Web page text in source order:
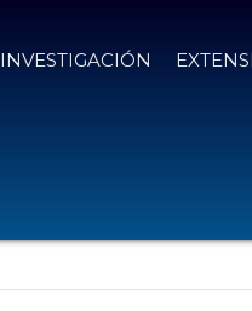
INVESTIGACIÓN